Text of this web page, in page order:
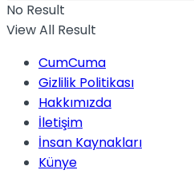
No Result
View All Result
CumCuma
Gizlilik Politikası
Hakkımızda
İletişim
İnsan Kaynakları
Künye